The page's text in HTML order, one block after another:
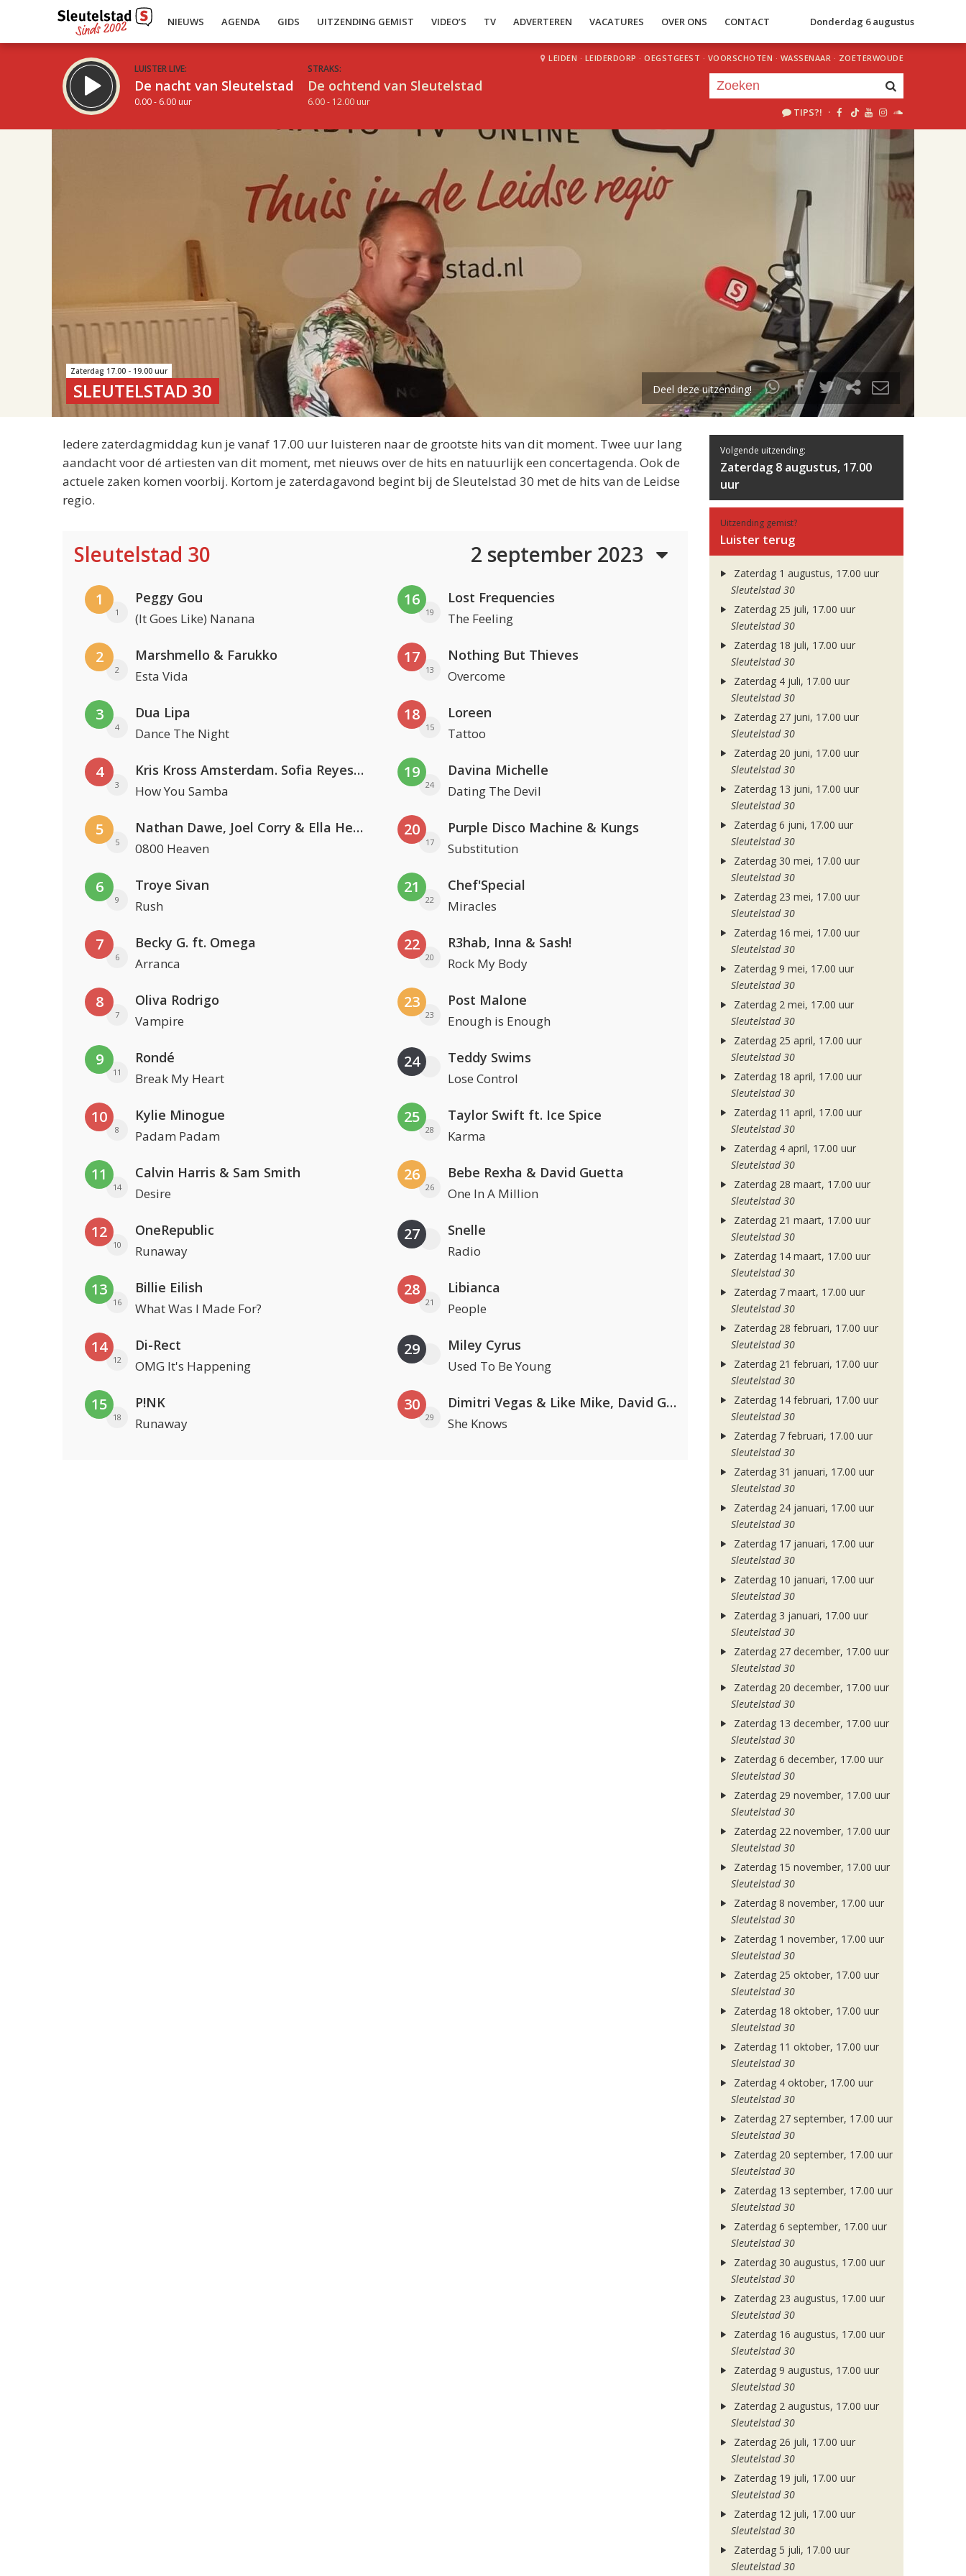
NIEUWS AGENDA GIDS UITZENDING GEMIST VIDEO’S TV ADVERTEREN VACATURES OVER ONS CONTACT Donderdag 6 augustus
LUISTER LIVE:
De nacht van Sleutelstad
0.00 - 6.00 uur
STRAKS:
De ochtend van Sleutelstad
6.00 - 12.00 uur
LEIDEN · LEIDERDORP · OEGSTGEEST · VOORSCHOTEN · WASSENAAR · ZOETERWOUDE
TIPS?! ·
uur 1 van 2
Volgend uur
Zaterdag 17.00 - 19.00 uur
SLEUTELSTAD 30 Deel deze uitzending!
Iedere zaterdagmiddag kun je vanaf 17.00 uur luisteren naar de grootste hits van dit moment. Twee uur lang
aandacht voor dé artiesten van dit moment, met nieuws over de hits en natuurlijk een concertagenda. Ook de
actuele zaken komen voorbij. Kortom je zaterdagavond begint bij de Sleutelstad 30 met de hits van de Leidse
regio.
Sleutelstad 30 2 september 2023
1
1
Peggy Gou
(It Goes Like) Nanana
2
2
Marshmello & Farukko
Esta Vida
3
4
Dua Lipa
Dance The Night
4
3
Kris Kross Amsterdam. Sofia Reyes & Tinie Tempah
How You Samba
5
5
Nathan Dawe, Joel Corry & Ella Henderson
0800 Heaven
6
9
Troye Sivan
Rush
7
6
Becky G. ft. Omega
Arranca
8
7
Oliva Rodrigo
Vampire
9
11
Rondé
Break My Heart
10
8
Kylie Minogue
Padam Padam
11
14
Calvin Harris & Sam Smith
Desire
12
10
OneRepublic
Runaway
13
16
Billie Eilish
What Was I Made For?
14
12
Di-Rect
OMG It's Happening
15
18
P!NK
Runaway
16
19
Lost Frequencies
The Feeling
17
13
Nothing But Thieves
Overcome
18
15
Loreen
Tattoo
19
24
Davina Michelle
Dating The Devil
20
17
Purple Disco Machine & Kungs
Substitution
21
22
Chef'Special
Miracles
22
20
R3hab, Inna & Sash!
Rock My Body
23
23
Post Malone
Enough is Enough
24 Teddy Swims
Lose Control
25
28
Taylor Swift ft. Ice Spice
Karma
26
26
Bebe Rexha & David Guetta
One In A Million
27 Snelle
Radio
28
21
Libianca
People
29 Miley Cyrus
Used To Be Young
30
29
Dimitri Vegas & Like Mike, David Guetta & Afro Bros ft. Akon
She Knows
Volgende uitzending:
Zaterdag 8 augustus, 17.00
uur
Uitzending gemist?
Luister terug
Zaterdag 1 augustus, 17.00 uur
Sleutelstad 30
Zaterdag 25 juli, 17.00 uur
Sleutelstad 30
Zaterdag 18 juli, 17.00 uur
Sleutelstad 30
Zaterdag 4 juli, 17.00 uur
Sleutelstad 30
Zaterdag 27 juni, 17.00 uur
Sleutelstad 30
Zaterdag 20 juni, 17.00 uur
Sleutelstad 30
Zaterdag 13 juni, 17.00 uur
Sleutelstad 30
Zaterdag 6 juni, 17.00 uur
Sleutelstad 30
Zaterdag 30 mei, 17.00 uur
Sleutelstad 30
Zaterdag 23 mei, 17.00 uur
Sleutelstad 30
Zaterdag 16 mei, 17.00 uur
Sleutelstad 30
Zaterdag 9 mei, 17.00 uur
Sleutelstad 30
Zaterdag 2 mei, 17.00 uur
Sleutelstad 30
Zaterdag 25 april, 17.00 uur
Sleutelstad 30
Zaterdag 18 april, 17.00 uur
Sleutelstad 30
Zaterdag 11 april, 17.00 uur
Sleutelstad 30
Zaterdag 4 april, 17.00 uur
Sleutelstad 30
Zaterdag 28 maart, 17.00 uur
Sleutelstad 30
Zaterdag 21 maart, 17.00 uur
Sleutelstad 30
Zaterdag 14 maart, 17.00 uur
Sleutelstad 30
Zaterdag 7 maart, 17.00 uur
Sleutelstad 30
Zaterdag 28 februari, 17.00 uur
Sleutelstad 30
Zaterdag 21 februari, 17.00 uur
Sleutelstad 30
Zaterdag 14 februari, 17.00 uur
Sleutelstad 30
Zaterdag 7 februari, 17.00 uur
Sleutelstad 30
Zaterdag 31 januari, 17.00 uur
Sleutelstad 30
Zaterdag 24 januari, 17.00 uur
Sleutelstad 30
Zaterdag 17 januari, 17.00 uur
Sleutelstad 30
Zaterdag 10 januari, 17.00 uur
Sleutelstad 30
Zaterdag 3 januari, 17.00 uur
Sleutelstad 30
Zaterdag 27 december, 17.00 uur
Sleutelstad 30
Zaterdag 20 december, 17.00 uur
Sleutelstad 30
Zaterdag 13 december, 17.00 uur
Sleutelstad 30
Zaterdag 6 december, 17.00 uur
Sleutelstad 30
Zaterdag 29 november, 17.00 uur
Sleutelstad 30
Zaterdag 22 november, 17.00 uur
Sleutelstad 30
Zaterdag 15 november, 17.00 uur
Sleutelstad 30
Zaterdag 8 november, 17.00 uur
Sleutelstad 30
Zaterdag 1 november, 17.00 uur
Sleutelstad 30
Zaterdag 25 oktober, 17.00 uur
Sleutelstad 30
Zaterdag 18 oktober, 17.00 uur
Sleutelstad 30
Zaterdag 11 oktober, 17.00 uur
Sleutelstad 30
Zaterdag 4 oktober, 17.00 uur
Sleutelstad 30
Zaterdag 27 september, 17.00 uur
Sleutelstad 30
Zaterdag 20 september, 17.00 uur
Sleutelstad 30
Zaterdag 13 september, 17.00 uur
Sleutelstad 30
Zaterdag 6 september, 17.00 uur
Sleutelstad 30
Zaterdag 30 augustus, 17.00 uur
Sleutelstad 30
Zaterdag 23 augustus, 17.00 uur
Sleutelstad 30
Zaterdag 16 augustus, 17.00 uur
Sleutelstad 30
Zaterdag 9 augustus, 17.00 uur
Sleutelstad 30
Zaterdag 2 augustus, 17.00 uur
Sleutelstad 30
Zaterdag 26 juli, 17.00 uur
Sleutelstad 30
Zaterdag 19 juli, 17.00 uur
Sleutelstad 30
Zaterdag 12 juli, 17.00 uur
Sleutelstad 30
Zaterdag 5 juli, 17.00 uur
Sleutelstad 30